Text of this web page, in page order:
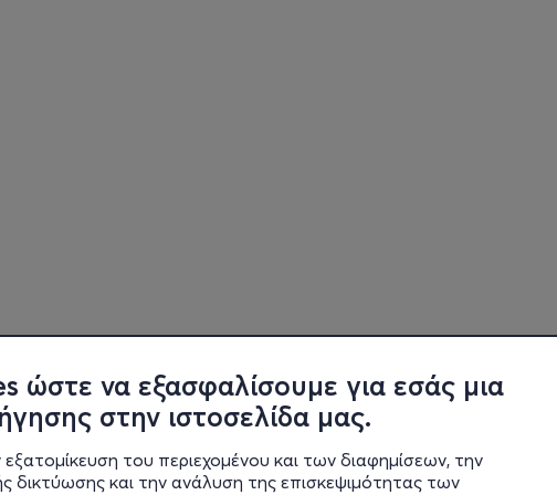
ώστε να εξασφαλίσουμε για εσάς μια
στην ιστοσελίδα μας.
του περιεχομένου και των διαφημίσεων, την
δικτύωσης και την ανάλυση της επισκεψιμότητας των